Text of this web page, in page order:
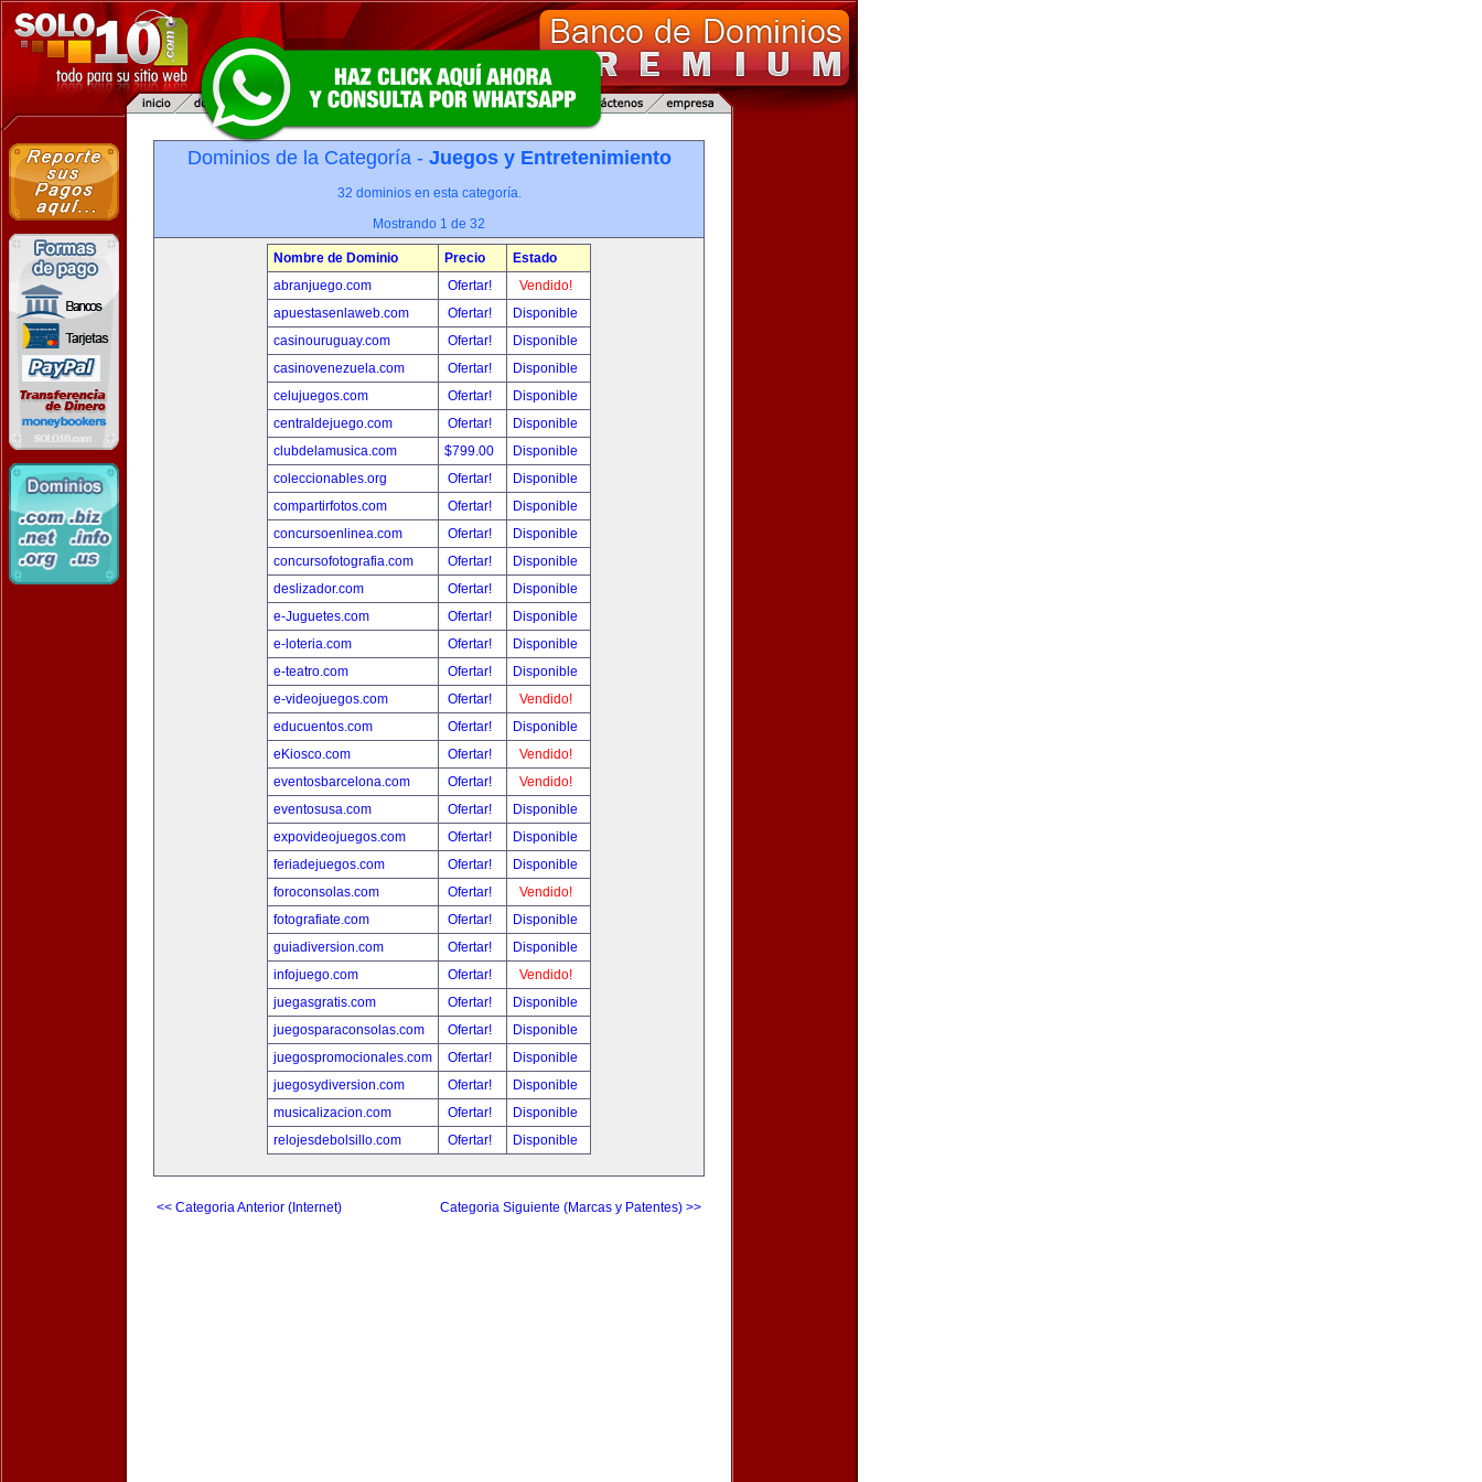
Dominios de la Categoría - Juegos y Entretenimiento
32 dominios en esta categoría.
Mostrando 1 de 32
Nombre de Dominio Precio
Estado
abranjuego.com
Ofertar!
Vendido!
apuestasenlaweb.com
Ofertar!
Disponible
casinouruguay.com
Ofertar!
Disponible
casinovenezuela.com
Ofertar!
Disponible
celujuegos.com
Ofertar!
Disponible
centraldejuego.com
Ofertar!
Disponible
clubdelamusica.com
$799.00
Disponible
coleccionables.org
Ofertar!
Disponible
compartirfotos.com
Ofertar!
Disponible
concursoenlinea.com
Ofertar!
Disponible
concursofotografia.com
Ofertar!
Disponible
deslizador.com
Ofertar!
Disponible
e-Juguetes.com
Ofertar!
Disponible
e-loteria.com
Ofertar!
Disponible
e-teatro.com
Ofertar!
Disponible
e-videojuegos.com
Ofertar!
Vendido!
educuentos.com
Ofertar!
Disponible
eKiosco.com
Ofertar!
Vendido!
eventosbarcelona.com
Ofertar!
Vendido!
eventosusa.com
Ofertar!
Disponible
expovideojuegos.com
Ofertar!
Disponible
feriadejuegos.com
Ofertar!
Disponible
foroconsolas.com
Ofertar!
Vendido!
fotografiate.com
Ofertar!
Disponible
guiadiversion.com
Ofertar!
Disponible
infojuego.com
Ofertar!
Vendido!
juegasgratis.com
Ofertar!
Disponible
juegosparaconsolas.com
Ofertar!
Disponible
juegospromocionales.com
Ofertar!
Disponible
juegosydiversion.com
Ofertar!
Disponible
musicalizacion.com
Ofertar!
Disponible
relojesdebolsillo.com
Ofertar! Disponible
<< Categoria Anterior (Internet) Categoria Siguiente (Marcas y Patentes) >>